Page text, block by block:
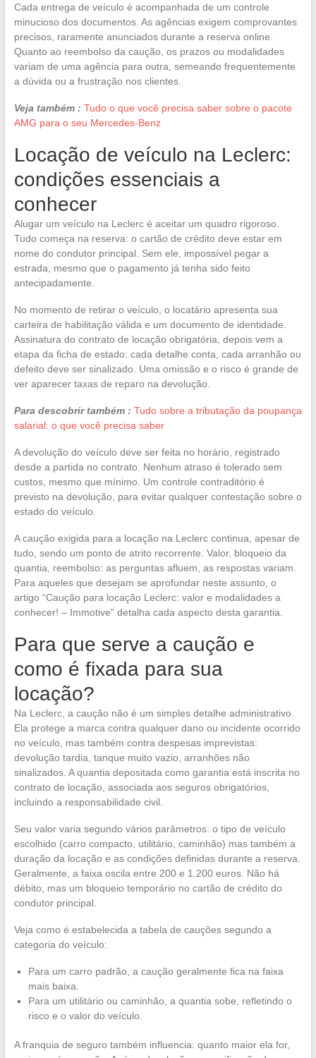
Cada entrega de veículo é acompanhada de um controle
minucioso dos documentos. As agências exigem comprovantes
precisos, raramente anunciados durante a reserva online.
Quanto ao reembolso da caução, os prazos ou modalidades
variam de uma agência para outra, semeando frequentemente
a dúvida ou a frustração nos clientes.
Veja também : Tudo o que você precisa saber sobre o pacote
AMG para o seu Mercedes-Benz
Locação de veículo na Leclerc:
condições essenciais a
conhecer
Alugar um veículo na Leclerc é aceitar um quadro rigoroso.
Tudo começa na reserva: o cartão de crédito deve estar em
nome do condutor principal. Sem ele, impossível pegar a
estrada, mesmo que o pagamento já tenha sido feito
antecipadamente.
No momento de retirar o veículo, o locatário apresenta sua
carteira de habilitação válida e um documento de identidade.
Assinatura do contrato de locação obrigatória, depois vem a
etapa da ficha de estado: cada detalhe conta, cada arranhão ou
defeito deve ser sinalizado. Uma omissão e o risco é grande de
ver aparecer taxas de reparo na devolução.
Para descobrir também : Tudo sobre a tributação da poupança
salarial: o que você precisa saber
A devolução do veículo deve ser feita no horário, registrado
desde a partida no contrato. Nenhum atraso é tolerado sem
custos, mesmo que mínimo. Um controle contraditório é
previsto na devolução, para evitar qualquer contestação sobre o
estado do veículo.
A caução exigida para a locação na Leclerc continua, apesar de
tudo, sendo um ponto de atrito recorrente. Valor, bloqueio da
quantia, reembolso: as perguntas afluem, as respostas variam.
Para aqueles que desejam se aprofundar neste assunto, o
artigo “Caução para locação Leclerc: valor e modalidades a
conhecer! – Immotive” detalha cada aspecto desta garantia.
Para que serve a caução e
como é fixada para sua
locação?
Na Leclerc, a caução não é um simples detalhe administrativo.
Ela protege a marca contra qualquer dano ou incidente ocorrido
no veículo, mas também contra despesas imprevistas:
devolução tardia, tanque muito vazio, arranhões não
sinalizados. A quantia depositada como garantia está inscrita no
contrato de locação, associada aos seguros obrigatórios,
incluindo a responsabilidade civil.
Seu valor varia segundo vários parâmetros: o tipo de veículo
escolhido (carro compacto, utilitário, caminhão) mas também a
duração da locação e as condições definidas durante a reserva.
Geralmente, a faixa oscila entre 200 e 1.200 euros. Não há
débito, mas um bloqueio temporário no cartão de crédito do
condutor principal.
Veja como é estabelecida a tabela de cauções segundo a
categoria do veículo:
Para um carro padrão, a caução geralmente fica na faixa
mais baixa.
Para um utilitário ou caminhão, a quantia sobe, refletindo o
risco e o valor do veículo.
A franquia de seguro também influencia: quanto maior ela for,